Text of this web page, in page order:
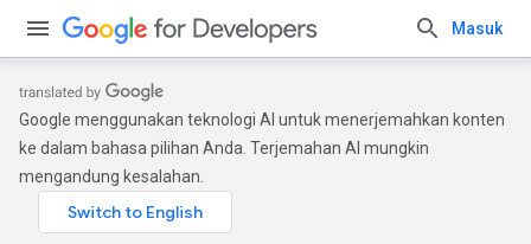
Masuk
Google menggunakan teknologi AI untuk menerjemahkan konten
ke dalam bahasa pilihan Anda. Terjemahan AI mungkin
mengandung kesalahan.